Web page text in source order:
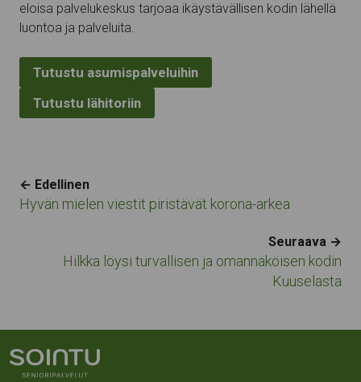
eloisa palvelukeskus tarjoaa ikäystävällisen kodin lähellä
luontoa ja palveluita.
Tutustu asumispalveluihin
Tutustu lähitoriin
Navigation
← Edellinen
Hyvän mielen viestit piristävät korona-arkea
Seuraava →
Hilkka löysi turvallisen ja omannäköisen kodin
Kuuselasta